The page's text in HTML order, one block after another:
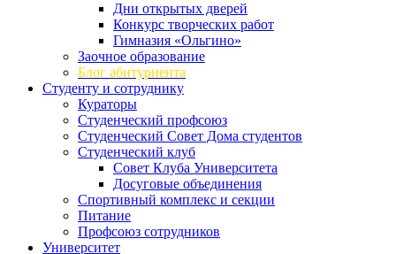
Дни открытых дверей
Конкурс творческих работ
Гимназия «Ольгино»
Заочное образование
Блог абитуриента
Студенту и сотруднику
Кураторы
Студенческий профсоюз
Студенческий Совет Дома студентов
Студенческий клуб
Совет Клуба Университета
Досуговые объединения
Спортивный комплекс и секции
Питание
Профсоюз сотрудников
Университет